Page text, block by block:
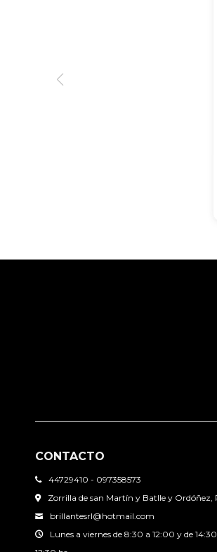
CONTACTO
44729410 - 097358573
Zorrilla de san Martín y Batlle y Ordóñez,
brillantesrl@hotmail.com
Lunes a viernes de 8:30 a 12:00 y de